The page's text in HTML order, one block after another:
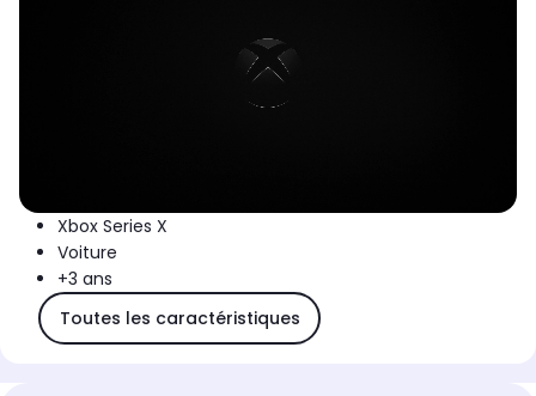
Xbox Series X
Voiture
+3 ans
Toutes les caractéristiques